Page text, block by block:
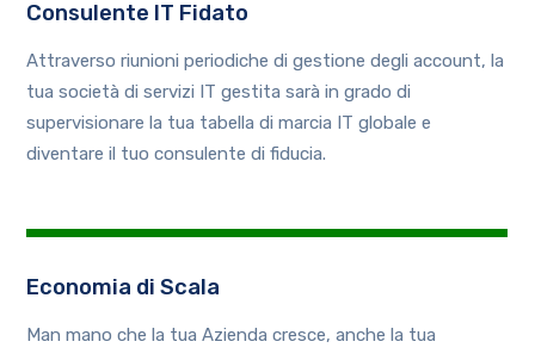
Consulente IT Fidato
Attraverso riunioni periodiche di gestione degli account, la
tua società di servizi IT gestita sarà in grado di
supervisionare la tua tabella di marcia IT globale e
diventare il tuo consulente di fiducia.
Economia di Scala
Man mano che la tua Azienda cresce, anche la tua